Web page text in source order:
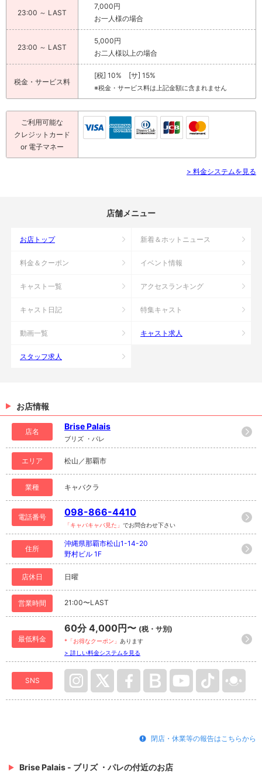
23:00 ～ LAST
7,000円
お一人様の場合
23:00 ～ LAST
5,000円
お二人様以上の場合
税金・サービス料
[税] 10% [サ] 15%
※税金・サービス料は上記金額に含まれません
ご利用可能な
クレジットカード
or 電子マネー
> 料金システムを見る
店舗メニュー
お店トップ 新着＆ホットニュース
料金＆クーポン イベント情報
キャスト一覧 アクセスランキング
キャスト日記 特集キャスト
動画一覧 キャスト求人
スタッフ求人
お店情報
店名
Brise Palais
ブリズ ・パレ
エリア 松山／那覇市
業種 キャバクラ
電話番号 098-866-4410
「キャバキャバ見た」 でお問合わせ下さい
住所
沖縄県那覇市松山1-14-20
野村ビル 1F
店休日 日曜
営業時間 21:00〜LAST
最低料金
60分 4,000円〜 (税・サ別)
*「お得なクーポン」 あります
> 詳しい料金システムを見る
SNS
閉店・休業等の報告はこちらから
Brise Palais - ブリズ ・パレの付近のお店